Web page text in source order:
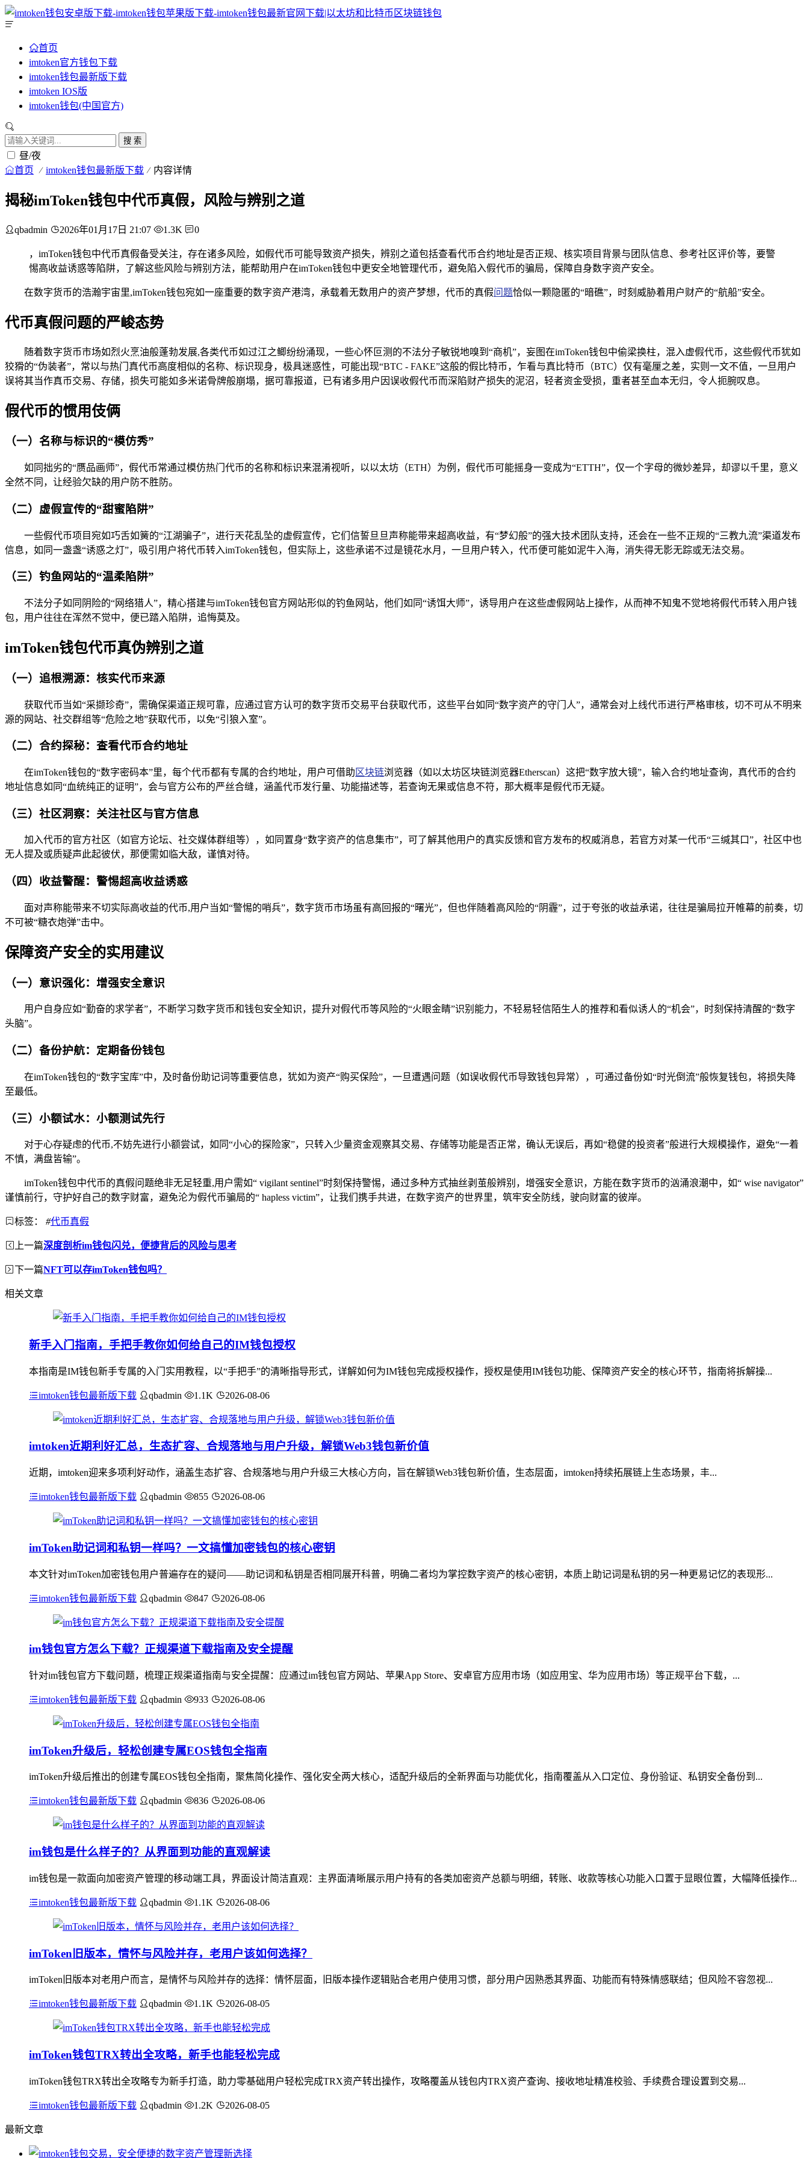
首页
imtoken官方钱包下载
imtoken钱包最新版下载
imtoken IOS版
imtoken钱包(中国官方)
搜 索
昼/夜
首页 imtoken钱包最新版下载 内容详情
揭秘imToken钱包中代币真假，风险与辨别之道
qbadmin 2026年01月17日 21:07 1.3K 0
，imToken钱包中代币真假备受关注，存在诸多风险，如假代币可能导致资产损失，辨别之道包括查看代币合约地址是否正规、核实项目背景与团队信息、参考社区评价等，要警
惕高收益诱惑等陷阱，了解这些风险与辨别方法，能帮助用户在imToken钱包中更安全地管理代币，避免陷入假代币的骗局，保障自身数字资产安全。
在数字货币的浩瀚宇宙里,imToken钱包宛如一座重要的数字资产港湾，承载着无数用户的资产梦想，代币的真假问题恰似一颗隐匿的“暗礁”，时刻威胁着用户财产的“航船”安全。
代币真假问题的严峻态势
随着数字货币市场如烈火烹油般蓬勃发展,各类代币如过江之鲫纷纷涌现，一些心怀叵测的不法分子敏锐地嗅到“商机”，妄图在imToken钱包中偷梁换柱，混入虚假代币，这些假代币犹如
狡猾的“伪装者”，常以与热门真代币高度相似的名称、标识现身，极具迷惑性，可能出现“BTC - FAKE”这般的假比特币，乍看与真比特币（BTC）仅有毫厘之差，实则一文不值，一旦用户
误将其当作真币交易、存储，损失可能如多米诺骨牌般崩塌，据可靠报道，已有诸多用户因误收假代币而深陷财产损失的泥沼，轻者资金受损，重者甚至血本无归，令人扼腕叹息。
假代币的惯用伎俩
（一）名称与标识的“模仿秀”
如同拙劣的“赝品画师”，假代币常通过模仿热门代币的名称和标识来混淆视听，以以太坊（ETH）为例，假代币可能摇身一变成为“ETTH”，仅一个字母的微妙差异，却谬以千里，意义
全然不同，让经验欠缺的用户防不胜防。
（二）虚假宣传的“甜蜜陷阱”
一些假代币项目宛如巧舌如簧的“江湖骗子”，进行天花乱坠的虚假宣传，它们信誓旦旦声称能带来超高收益，有“梦幻般”的强大技术团队支持，还会在一些不正规的“三教九流”渠道发布
信息，如同一盏盏“诱惑之灯”，吸引用户将代币转入imToken钱包，但实际上，这些承诺不过是镜花水月，一旦用户转入，代币便可能如泥牛入海，消失得无影无踪或无法交易。
（三）钓鱼网站的“温柔陷阱”
不法分子如同阴险的“网络猎人”，精心搭建与imToken钱包官方网站形似的钓鱼网站，他们如同“诱饵大师”，诱导用户在这些虚假网站上操作，从而神不知鬼不觉地将假代币转入用户钱
包，用户往往在浑然不觉中，便已踏入陷阱，追悔莫及。
imToken钱包代币真伪辨别之道
（一）追根溯源：核实代币来源
获取代币当如“采撷珍奇”，需确保渠道正规可靠，应通过官方认可的数字货币交易平台获取代币，这些平台如同“数字资产的守门人”，通常会对上线代币进行严格审核，切不可从不明来
源的网站、社交群组等“危险之地”获取代币，以免“引狼入室”。
（二）合约探秘：查看代币合约地址
在imToken钱包的“数字密码本”里，每个代币都有专属的合约地址，用户可借助 区块链浏览器（如以太坊区块链浏览器Etherscan）这把“数字放大镜”，输入合约地址查询，真代币的合约
地址信息如同“血统纯正的证明”，会与官方公布的严丝合缝，涵盖代币发行量、功能描述等，若查询无果或信息不符，那大概率是假代币无疑。
（三）社区洞察：关注社区与官方信息
加入代币的官方社区（如官方论坛、社交媒体群组等），如同置身“数字资产的信息集市”，可了解其他用户的真实反馈和官方发布的权威消息，若官方对某一代币“三缄其口”，社区中也
无人提及或质疑声此起彼伏，那便需如临大敌，谨慎对待。
（四）收益警醒：警惕超高收益诱惑
面对声称能带来不切实际高收益的代币,用户当如“警惕的哨兵”，数字货币市场虽有高回报的“曙光”，但也伴随着高风险的“阴霾”，过于夸张的收益承诺，往往是骗局拉开帷幕的前奏，切
不可被“糖衣炮弹”击中。
保障资产安全的实用建议
（一）意识强化：增强安全意识
用户自身应如“勤奋的求学者”，不断学习数字货币和钱包安全知识，提升对假代币等风险的“火眼金睛”识别能力，不轻易轻信陌生人的推荐和看似诱人的“机会”，时刻保持清醒的“数字
头脑”。
（二）备份护航：定期备份钱包
在imToken钱包的“数字宝库”中，及时备份助记词等重要信息，犹如为资产“购买保险”，一旦遭遇问题（如误收假代币导致钱包异常），可通过备份如“时光倒流”般恢复钱包，将损失降
至最低。
（三）小额试水：小额测试先行
对于心存疑虑的代币,不妨先进行小额尝试，如同“小心的探险家”，只转入少量资金观察其交易、存储等功能是否正常，确认无误后，再如“稳健的投资者”般进行大规模操作，避免“一着
不慎，满盘皆输”。
imToken钱包中代币的真假问题绝非无足轻重,用户需如“ vigilant sentinel”时刻保持警惕，通过多种方式抽丝剥茧般辨别，增强安全意识，方能在数字货币的汹涌浪潮中，如“ wise navigator”
谨慎前行，守护好自己的数字财富，避免沦为假代币骗局的“ hapless victim”，让我们携手共进，在数字资产的世界里，筑牢安全防线，驶向财富的彼岸。
标签： #代币真假
上一篇深度剖析im钱包闪兑，便捷背后的风险与思考
下一篇NFT可以存imToken钱包吗？
相关文章
新手入门指南，手把手教你如何给自己的IM钱包授权
本指南是IM钱包新手专属的入门实用教程，以“手把手”的清晰指导形式，详解如何为IM钱包完成授权操作，授权是使用IM钱包功能、保障资产安全的核心环节，指南将拆解操...
imtoken钱包最新版下载 qbadmin 1.1K 2026-08-06
imtoken近期利好汇总，生态扩容、合规落地与用户升级，解锁Web3钱包新价值
近期，imtoken迎来多项利好动作，涵盖生态扩容、合规落地与用户升级三大核心方向，旨在解锁Web3钱包新价值，生态层面，imtoken持续拓展链上生态场景，丰...
imtoken钱包最新版下载 qbadmin 855 2026-08-06
imToken助记词和私钥一样吗？一文搞懂加密钱包的核心密钥
本文针对imToken加密钱包用户普遍存在的疑问——助记词和私钥是否相同展开科普，明确二者均为掌控数字资产的核心密钥，本质上助记词是私钥的另一种更易记忆的表现形...
imtoken钱包最新版下载 qbadmin 847 2026-08-06
im钱包官方怎么下载？正规渠道下载指南及安全提醒
针对im钱包官方下载问题，梳理正规渠道指南与安全提醒：应通过im钱包官方网站、苹果App Store、安卓官方应用市场（如应用宝、华为应用市场）等正规平台下载，...
imtoken钱包最新版下载 qbadmin 933 2026-08-06
imToken升级后，轻松创建专属EOS钱包全指南
imToken升级后推出的创建专属EOS钱包全指南，聚焦简化操作、强化安全两大核心，适配升级后的全新界面与功能优化，指南覆盖从入口定位、身份验证、私钥安全备份到...
imtoken钱包最新版下载 qbadmin 836 2026-08-06
im钱包是什么样子的？从界面到功能的直观解读
im钱包是一款面向加密资产管理的移动端工具，界面设计简洁直观：主界面清晰展示用户持有的各类加密资产总额与明细，转账、收款等核心功能入口置于显眼位置，大幅降低操作...
imtoken钱包最新版下载 qbadmin 1.1K 2026-08-06
imToken旧版本，情怀与风险并存，老用户该如何选择？
imToken旧版本对老用户而言，是情怀与风险并存的选择：情怀层面，旧版本操作逻辑贴合老用户使用习惯，部分用户因熟悉其界面、功能而有特殊情感联结；但风险不容忽视...
imtoken钱包最新版下载 qbadmin 1.1K 2026-08-05
imToken钱包TRX转出全攻略，新手也能轻松完成
imToken钱包TRX转出全攻略专为新手打造，助力零基础用户轻松完成TRX资产转出操作，攻略覆盖从钱包内TRX资产查询、接收地址精准校验、手续费合理设置到交易...
imtoken钱包最新版下载 qbadmin 1.2K 2026-08-05
最新文章